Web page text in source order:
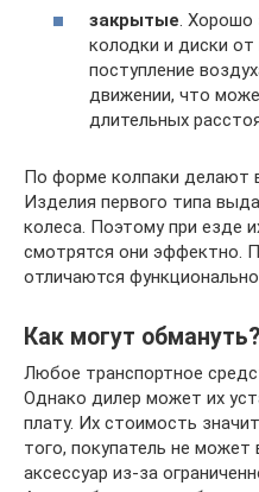
закрытые .
колодки и диски
поступление
движении, что
длительных
По форме колпаки делают
Изделия первого типа
колеса. Поэтому при езде
смотрятся они эффектно.
отличаются
Как могут обмануть?
Любое транспортное
Однако дилер может их
плату. Их стоимость
того, покупатель не
аксессуар из-за